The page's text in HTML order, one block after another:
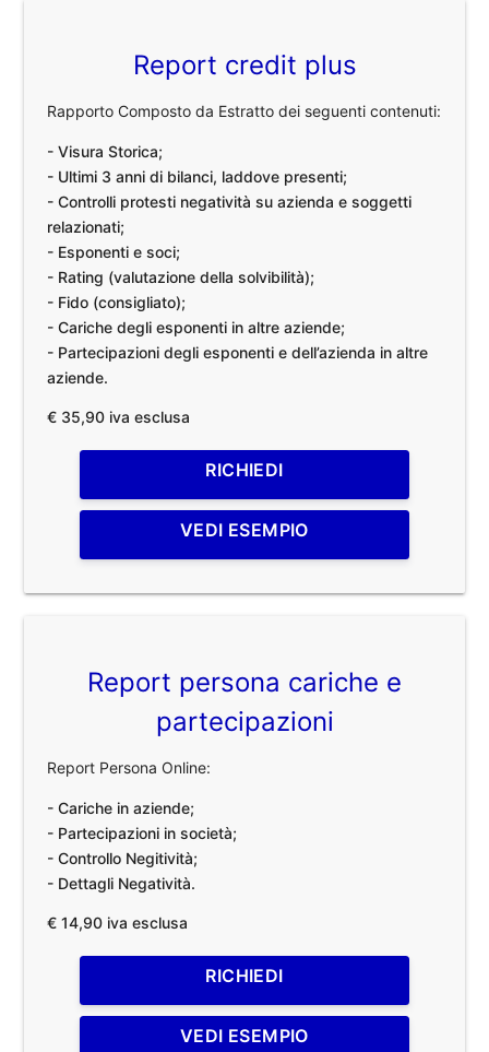
Report credit plus
Rapporto Composto da Estratto dei seguenti contenuti:
- Visura Storica;
- Ultimi 3 anni di bilanci, laddove presenti;
- Controlli protesti negatività su azienda e soggetti
relazionati;
- Esponenti e soci;
- Rating (valutazione della solvibilità);
- Fido (consigliato);
- Cariche degli esponenti in altre aziende;
- Partecipazioni degli esponenti e dell’azienda in altre
aziende.
€ 35,90 iva esclusa
RICHIEDI
VEDI ESEMPIO
Report persona cariche e
partecipazioni
Report Persona Online:
- Cariche in aziende;
- Partecipazioni in società;
- Controllo Negitività;
- Dettagli Negatività.
€ 14,90 iva esclusa
RICHIEDI
VEDI ESEMPIO